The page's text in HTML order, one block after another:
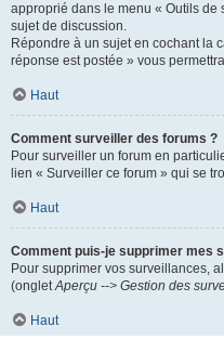
approprié dans le menu « Outils de
sujet de discussion.
Répondre à un sujet en cochant la
réponse est postée » vous
Haut
Comment surveiller des forums ?
Pour surveiller un forum en
lien « Surveiller ce forum » qui se
Haut
Comment puis-je supprimer mes
Pour supprimer vos surveillances,
(ongletAperçu --> Gestion des
Haut